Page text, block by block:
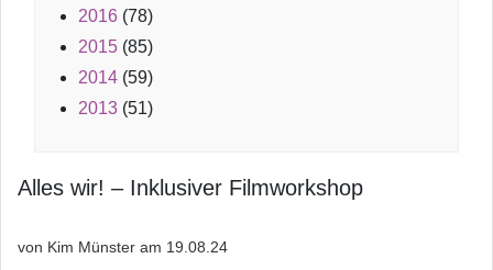
2016 (78)
2015 (85)
2014 (59)
2013 (51)
Alles wir! – Inklusiver Filmworkshop
von Kim Münster am 19.08.24